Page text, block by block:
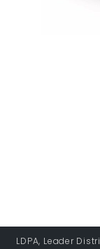
LDPA, Leader